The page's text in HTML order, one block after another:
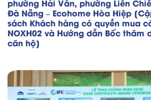
phường Hải Vân, phường Liên
Đà Nẵng – Ecohome Hòa Hiệp
sách Khách hàng có quyền mua
NOXH02 và Hướng dẫn Bốc thăm
căn hộ]